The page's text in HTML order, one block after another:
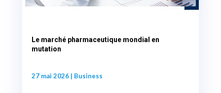
Le marché pharmaceutique mondial en
mutation
27 mai 2026| Business